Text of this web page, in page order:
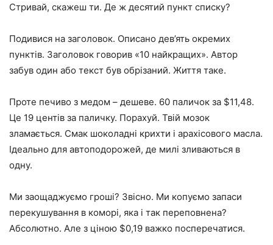
Стривай, скажеш ти. Де ж десятий пункт списку?
Подивися на заголовок. Описано дев’ять окремих
пунктів. Заголовок говорив «10 найкращих». Автор
забув один або текст був обрізаний. Життя таке.
Проте печиво з медом – дешеве. 60 паличок за $11,48.
Це 19 центів за паличку. Порахуй. Твій мозок
зламається. Смак шоколадні крихти і арахісового масла.
Ідеально для автоподорожей, де милі зливаються в
одну.
Ми заощаджуємо гроші? Звісно. Ми копуємо запаси
перекушування в коморі, яка і так переповнена?
Абсолютно. Але з ціною $0,19 важко посперечатися.